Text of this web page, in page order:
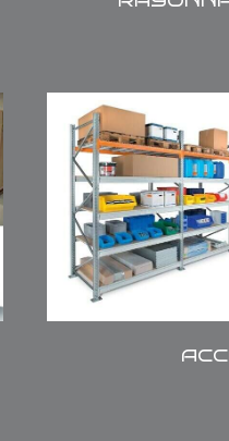
Plateaux fils,
Séparateurs,
plastiques,
manutention,